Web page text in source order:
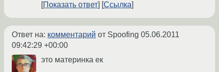
Показать ответ Ссылка
Ответ на: комментарий от Spoofing 05.06.2011
09:42:29 +00:00
это материнка ек